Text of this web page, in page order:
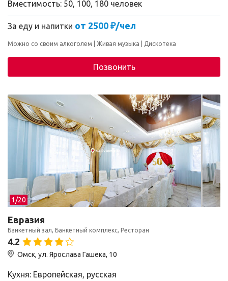
Вместимость: 50, 100, 180 человек
За еду и напитки от 2500 ₽/чел
Можно со своим алкоголем Живая музыка Дискотека
Позвонить
1/20
Евразия
Банкетный зал, Банкетный комплекс, Ресторан
4.2
Омск, ул. Ярослава Гашека, 10
Кухня: Европейская, русская